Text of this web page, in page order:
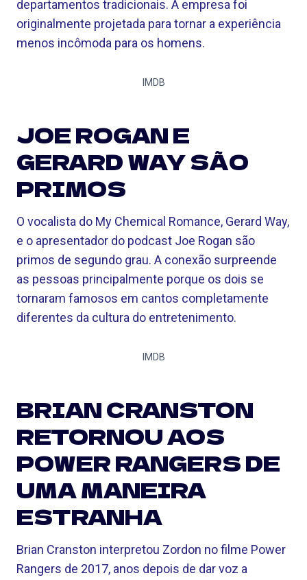
departamentos tradicionais. A empresa foi
originalmente projetada para tornar a experiência
menos incômoda para os homens.
IMDB
JOE ROGAN E
GERARD WAY SÃO
PRIMOS
O vocalista do My Chemical Romance, Gerard Way,
e o apresentador do podcast Joe Rogan são
primos de segundo grau. A conexão surpreende
as pessoas principalmente porque os dois se
tornaram famosos em cantos completamente
diferentes da cultura do entretenimento.
IMDB
BRIAN CRANSTON
RETORNOU AOS
POWER RANGERS DE
UMA MANEIRA
ESTRANHA
Brian Cranston interpretou Zordon no filme Power
Rangers de 2017, anos depois de dar voz a